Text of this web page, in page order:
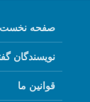
صفحه نخست
نویسندگان
قوانین ما